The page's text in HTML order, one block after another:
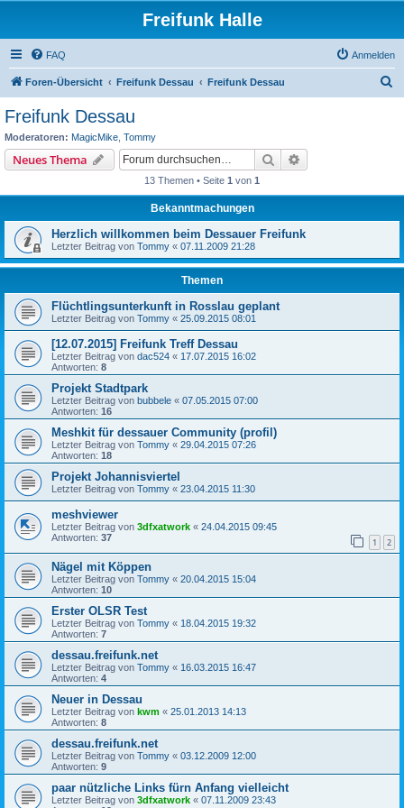
Freifunk Halle
FAQ Anmelden
Foren-Übersicht Freifunk Dessau Freifunk Dessau
Freifunk Dessau
Moderatoren: MagicMike Tommy
Neues Thema Suche
13 Themen • Seite 1 von 1
Bekanntmachungen
Herzlich willkommen beim Dessauer Freifunk
Letzter Beitrag von Tommy « 07.11.2009 21:28
Themen
Flüchtlingsunterkunft in Rosslau geplant
Letzter Beitrag von Tommy « 25.09.2015 08:01
[12.07.2015] Freifunk Treff Dessau
Letzter Beitrag von dac524 « 17.07.2015 16:02
Antworten: 8
Projekt Stadtpark
Letzter Beitrag von bubbele « 07.05.2015 07:00
Antworten: 16
Meshkit für dessauer Community (profil)
Letzter Beitrag von Tommy « 29.04.2015 07:26
Antworten: 18
Projekt Johannisviertel
Letzter Beitrag von Tommy « 23.04.2015 11:30
meshviewer
Letzter Beitrag von 3dfxatwork « 24.04.2015 09:45
Antworten: 37 1 2
Nägel mit Köppen
Letzter Beitrag von Tommy « 20.04.2015 15:04
Antworten: 10
Erster OLSR Test
Letzter Beitrag von Tommy « 18.04.2015 19:32
Antworten: 7
dessau.freifunk.net
Letzter Beitrag von Tommy « 16.03.2015 16:47
Antworten: 4
Neuer in Dessau
Letzter Beitrag von kwm « 25.01.2013 14:13
Antworten: 8
dessau.freifunk.net
Letzter Beitrag von Tommy « 03.12.2009 12:00
Antworten: 9
paar nützliche Links fürn Anfang vielleicht
Letzter Beitrag von 3dfxatwork « 07.11.2009 23:43